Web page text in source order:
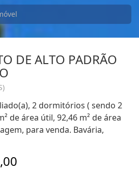
DE ALTO PADRÃO
2 dormitórios ( sendo 2
de área útil, 92,46 m² de área
para venda. Bavária,